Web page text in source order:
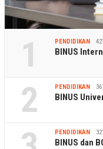
1 PENDIDIKAN
BINUS
2 PENDIDIKAN
BINUS
PENDIDIKAN
BINUS dan